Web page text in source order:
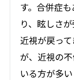
す。合併症
り、眩しさ
近視が戻っ
が、近視の
いる方が多い